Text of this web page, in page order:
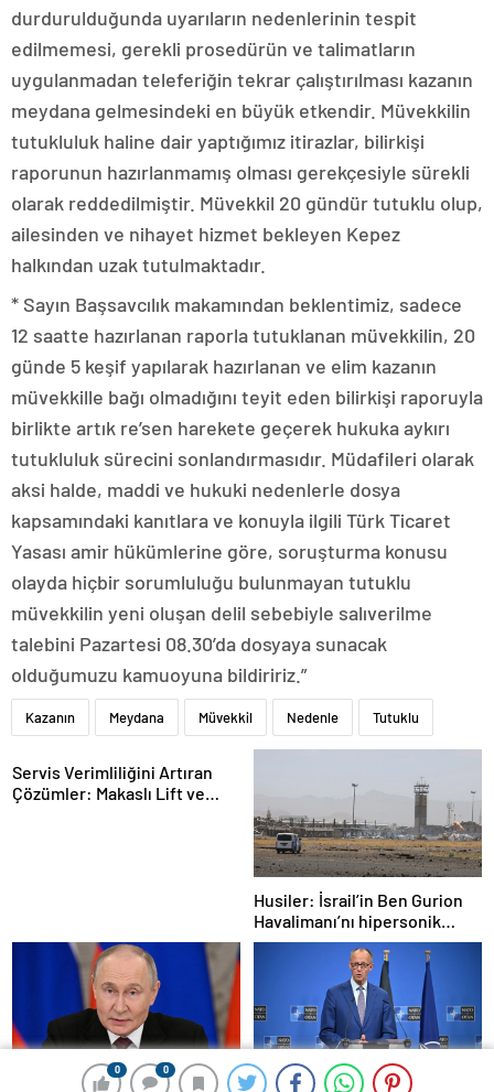
0 0
0 0
durdurulduğunda uyarıların nedenlerinin tespit
edilmemesi, gerekli prosedürün ve talimatların
uygulanmadan teleferiğin tekrar çalıştırılması kazanın
meydana gelmesindeki en büyük etkendir. Müvekkilin
tutukluluk haline dair yaptığımız itirazlar, bilirkişi
raporunun hazırlanmamış olması gerekçesiyle sürekli
olarak reddedilmiştir. Müvekkil 20 gündür tutuklu olup,
ailesinden ve nihayet hizmet bekleyen Kepez
halkından uzak tutulmaktadır.
* Sayın Başsavcılık makamından beklentimiz, sadece
12 saatte hazırlanan raporla tutuklanan müvekkilin, 20
günde 5 keşif yapılarak hazırlanan ve elim kazanın
müvekkille bağı olmadığını teyit eden bilirkişi raporuyla
birlikte artık re’sen harekete geçerek hukuka aykırı
tutukluluk sürecini sonlandırmasıdır. Müdafileri olarak
aksi halde, maddi ve hukuki nedenlerle dosya
kapsamındaki kanıtlara ve konuyla ilgili Türk Ticaret
Yasası amir hükümlerine göre, soruşturma konusu
olayda hiçbir sorumluluğu bulunmayan tutuklu
müvekkilin yeni oluşan delil sebebiyle salıverilme
talebini Pazartesi 08.30’da dosyaya sunacak
olduğumuzu kamuoyuna bildiririz.”
Kazanın Meydana Müvekkil Nedenle Tutuklu
Servis Verimliliğini Artıran
Çözümler: Makaslı Lift ve
Husiler: İsrail’in Ben Gurion
Havalimanı’nı hipersonik
füzeyle hedef aldık